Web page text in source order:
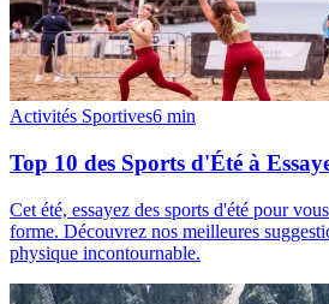
Activités Sportives6 min
Top 10 des Sports d'Été à
Cet été, essayez des sports d'été pour
forme. Découvrez nos meilleures
physique incontournable.